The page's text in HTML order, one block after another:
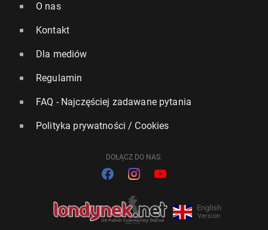
O nas
Kontakt
Dla mediów
Regulamin
FAQ - Najczęściej zadawane pytania
Polityka prywatności / Cookies
DOŁĄCZ DO NAS:
English
Version